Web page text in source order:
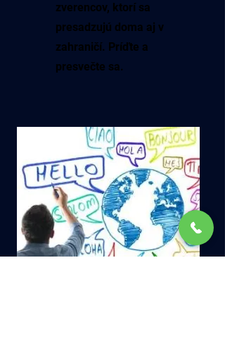
zverencov, ktorí sa
presadzujú doma aj v
zahraničí. Príďte a
presvečte sa.